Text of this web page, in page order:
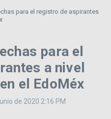
para el registro de aspirantes
para el
a nivel
el EdoMéx
de 2020 2:16 PM